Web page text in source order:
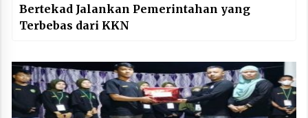
Bertekad Jalankan Pemerintahan yang
Terbebas dari KKN